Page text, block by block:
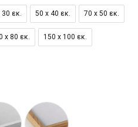
30 εκ. 50 x 40 εκ. 70 x 50 εκ.
x 80 εκ. 150 x 100 εκ.